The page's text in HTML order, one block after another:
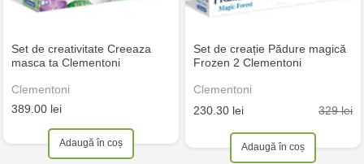
Set de creativitate Creeaza
masca ta Clementoni
Clementoni
389.00 lei
Adaugă în coș
Set de creație Pădure magică
Frozen 2 Clementoni
Clementoni
230.30 lei
329 lei
Adaugă în coș